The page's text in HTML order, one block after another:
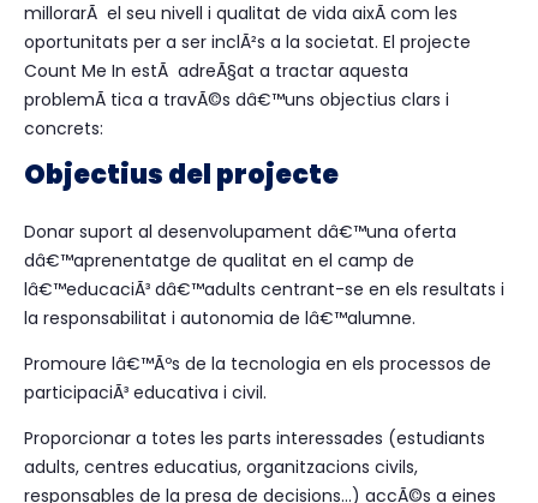
millorarÃ el seu nivell i qualitat de vida aixÃ­ com les
oportunitats per a ser inclÃ²s a la societat. El projecte
Count Me In estÃ adreÃ§at a tractar aquesta
problemÃ tica a travÃ©s dâ€™uns objectius clars i
concrets:
Objectius del projecte
Donar suport al desenvolupament dâ€™una oferta
dâ€™aprenentatge de qualitat en el camp de
lâ€™educaciÃ³ dâ€™adults centrant-se en els resultats i
la responsabilitat i autonomia de lâ€™alumne.
Promoure lâ€™Ãºs de la tecnologia en els processos de
participaciÃ³ educativa i civil.
Proporcionar a totes les parts interessades (estudiants
adults, centres educatius, organitzacions civils,
responsables de la presa de decisions...) accÃ©s a eines